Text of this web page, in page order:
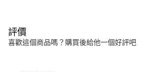
評價
喜歡這個商品嗎？購買後給他一個好評吧